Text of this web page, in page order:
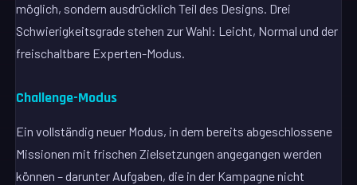
möglich, sondern ausdrücklich Teil des Designs. Drei
Schwierigkeitsgrade stehen zur Wahl: Leicht, Normal und der
freischaltbare Experten-Modus.
Challenge-Modus
Ein vollständig neuer Modus, in dem bereits abgeschlossene
Missionen mit frischen Zielsetzungen angegangen werden
können – darunter Aufgaben, die in der Kampagne nicht